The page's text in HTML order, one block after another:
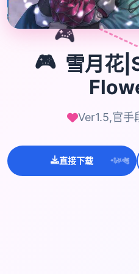
🎮
🎮 雪月花
Ver1.5,官手
直接下载 ✨
⭐
💫